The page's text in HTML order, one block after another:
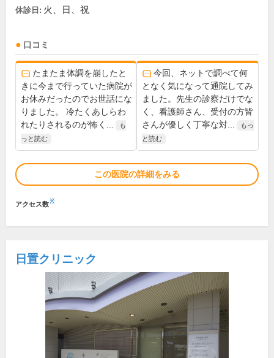
休診日: 火、日、祝
口コミ
たまたま体調を崩したと
きに今まで行っていた病院が
お休みだったのでお世話にな
りました。 冷たくあしらわ
れたりされるのが怖く...
も
っと読む
今回、ネットで調べて何
となく気になって通院してみ
ました。先生の診察だけでな
く、看護師さん、受付の方皆
さんが優しく丁寧な対...
もっ
と読む
この医院の詳細をみる
アクセス数※
日置クリニック